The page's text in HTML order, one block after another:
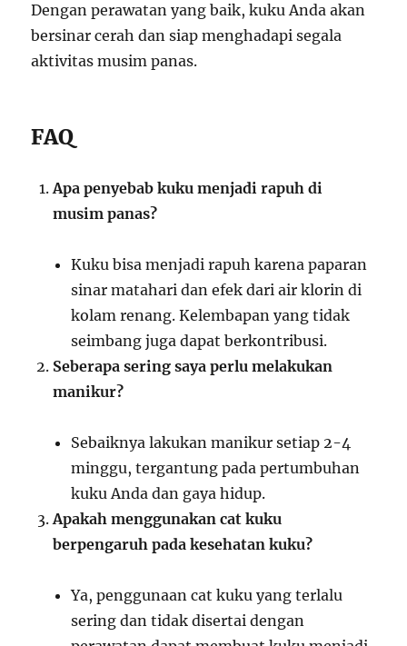
Dengan perawatan yang baik, kuku Anda akan
bersinar cerah dan siap menghadapi segala
aktivitas musim panas.
FAQ
Apa penyebab kuku menjadi rapuh di
musim panas?
Kuku bisa menjadi rapuh karena paparan
sinar matahari dan efek dari air klorin di
kolam renang. Kelembapan yang tidak
seimbang juga dapat berkontribusi.
Seberapa sering saya perlu melakukan
manikur?
Sebaiknya lakukan manikur setiap 2-4
minggu, tergantung pada pertumbuhan
kuku Anda dan gaya hidup.
Apakah menggunakan cat kuku
berpengaruh pada kesehatan kuku?
Ya, penggunaan cat kuku yang terlalu
sering dan tidak disertai dengan